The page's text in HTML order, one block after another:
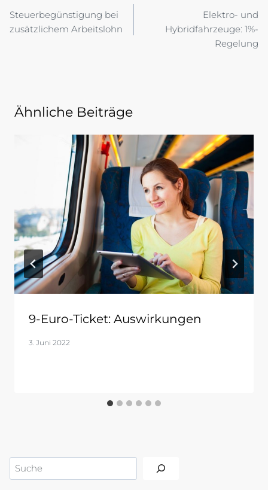
Steuerbegünstigung bei
zusätzlichem Arbeitslohn
Elektro- und
Hybridfahrzeuge: 1%-
Regelung
Ähnliche Beiträge
9-Euro-Ticket: Auswirkungen
3. Juni 2022
Suchen